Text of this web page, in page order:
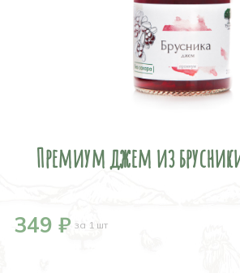
Премиум джем из
349 ₽ за 1 шт